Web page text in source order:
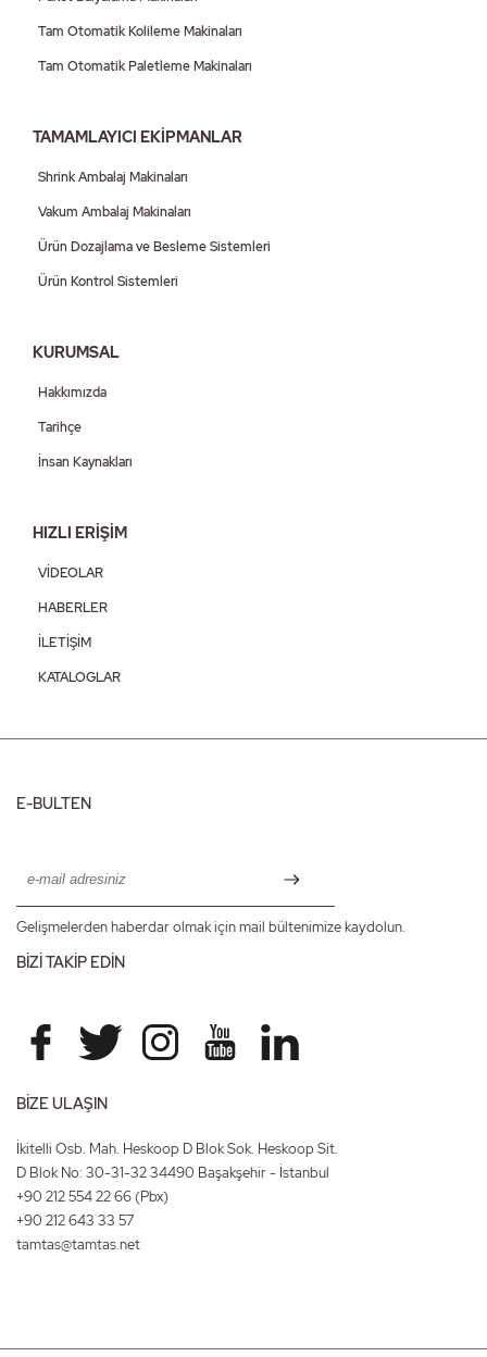
Tam Otomatik Kolileme Makinaları
Tam Otomatik Paletleme Makinaları
TAMAMLAYICI EKİPMANLAR
Shrink Ambalaj Makinaları
Vakum Ambalaj Makinaları
Ürün Dozajlama ve Besleme Sistemleri
Ürün Kontrol Sistemleri
KURUMSAL
Hakkımızda
Tarihçe
İnsan Kaynakları
HIZLI ERİŞİM
VİDEOLAR
HABERLER
İLETİŞİM
KATALOGLAR
E-BULTEN
Gelişmelerden haberdar olmak için mail bültenimize kaydolun.
BİZİ TAKİP EDİN
BİZE ULAŞIN
İkitelli Osb. Mah. Heskoop D Blok Sok. Heskoop Sit.
D Blok No: 30-31-32 34490 Başakşehir - İstanbul
+90 212 554 22 66(Pbx)
+90 212 643 33 57
tamtas@tamtas.net